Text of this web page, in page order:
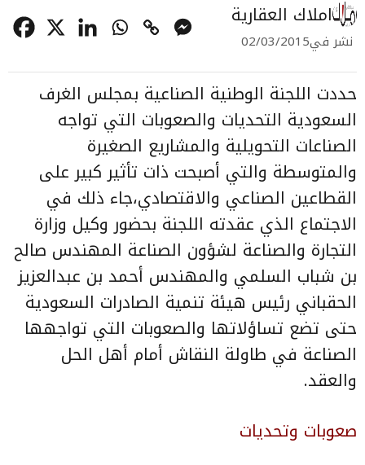
املاك العقارية
نشر في02/03/2015
حددت اللجنة الوطنية الصناعية بمجلس الغرف
السعودية التحديات والصعوبات التي تواجه
الصناعات التحويلية والمشاريع الصغيرة
والمتوسطة والتي أصبحت ذات تأثير كبير على
القطاعين الصناعي والاقتصادي،جاء ذلك في
الاجتماع الذي عقدته اللجنة بحضور وكيل وزارة
التجارة والصناعة لشؤون الصناعة المهندس صالح
بن شباب السلمي والمهندس أحمد بن عبدالعزيز
الحقباني رئيس هيئة تنمية الصادرات السعودية
حتى تضع تساؤلاتها والصعوبات التي تواجهها
الصناعة في طاولة النقاش أمام أهل الحل
والعقد.
صعوبات وتحديات